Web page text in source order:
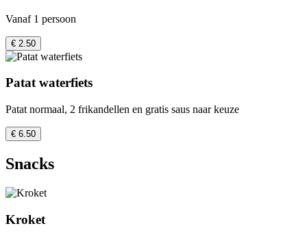
Vanaf 1 persoon
€ 2.50
Patat waterfiets
Patat normaal, 2 frikandellen en gratis saus naar keuze
€ 6.50
Snacks
Kroket